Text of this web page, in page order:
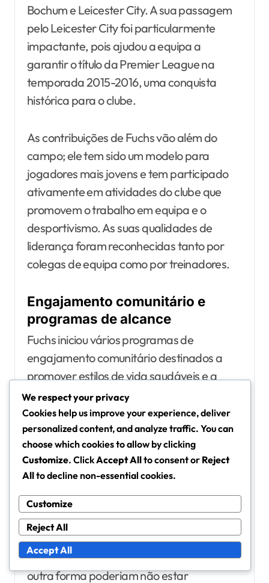
Bochum e Leicester City. A sua passagem
pelo Leicester City foi particularmente
impactante, pois ajudou a equipa a
garantir o título da Premier League na
temporada 2015-2016, uma conquista
histórica para o clube.
As contribuições de Fuchs vão além do
campo; ele tem sido um modelo para
jogadores mais jovens e tem participado
ativamente em atividades do clube que
promovem o trabalho em equipa e o
desportivismo. As suas qualidades de
liderança foram reconhecidas tanto por
colegas de equipa como por treinadores.
Engajamento comunitário e
programas de alcance
Fuchs iniciou vários programas de
engajamento comunitário destinados a
promover estilos de vida saudáveis e a
participação nodesporto entre os jovens.
Estes programas frequentemente incluem
workshops, sessões de formação e clínicas
de futebol projetadas para inspirar e
educar jovens atletas.
Os seus esforços de alcance
concentraram-se em áreas
desfavorecidas, proporcionando acesso a
instalações desportivas e formação que de
outra forma poderiam não estar
We respect your privacy
Cookies help us improve your experience, deliver
personalized content, and analyze traffic. You can
choose which cookies to allow by clicking
Customize. ClickAccept Allto consent or Reject
Allto decline non-essential cookies.
Customize
Reject All
Accept All